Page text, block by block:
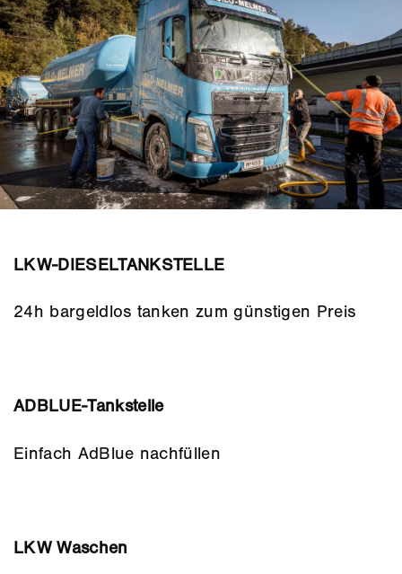
LKW-DIESELTANKSTELLE
24h bargeldlos tanken zum günstigen Preis
ADBLUE-Tankstelle
Einfach AdBlue nachfüllen
LKW Waschen